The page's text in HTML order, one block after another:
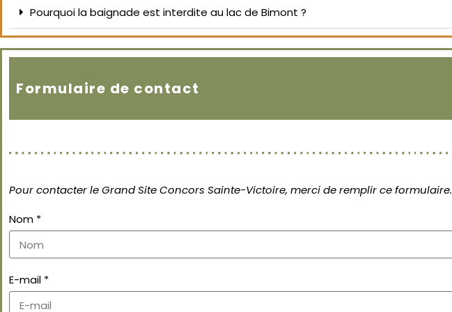
Pourquoi la baignade est interdite au lac de Bimont ?
Formulaire de contact
Pour contacter le Grand Site Concors Sainte-Victoire, merci de remplir ce formulaire.
Nom *
E-mail *